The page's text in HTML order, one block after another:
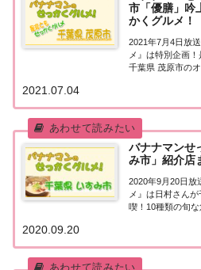
市「優膳」吟
かくグルメ！
2021年7月4日放
メ』は特別企画
千葉県 茂原市の
別企画！是非と
今まで番組がロ
2021.07.04
バナナマンせ
み市」紹介店
2020年9月20日放
メ』は日村さん
喫！10種類の旬な
介されたお店を
村さんが「千葉
2020.09.20